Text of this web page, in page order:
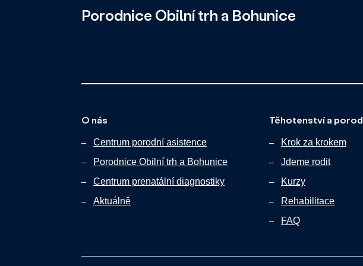
Porodnice Obilní trh a Bohunice
O nás
Centrum porodní asistence
Porodnice Obilní trh a Bohunice
Centrum prenatální diagnostiky
Aktuálně
Těhotenství a porod
Krok za krokem
Jdeme rodit
Kurzy
Rehabilitace
FAQ